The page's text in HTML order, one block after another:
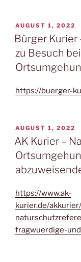
VERÖFFENTLICHT
AM
AUGUST 1, 2022
Bürger Kurier
zu Besuch
https://buerger-
VERÖFFENTLICHT
AM
AUGUST 1, 2022
AK Kurier –
https://www.ak-
kurier.de/
fragwuerdige-